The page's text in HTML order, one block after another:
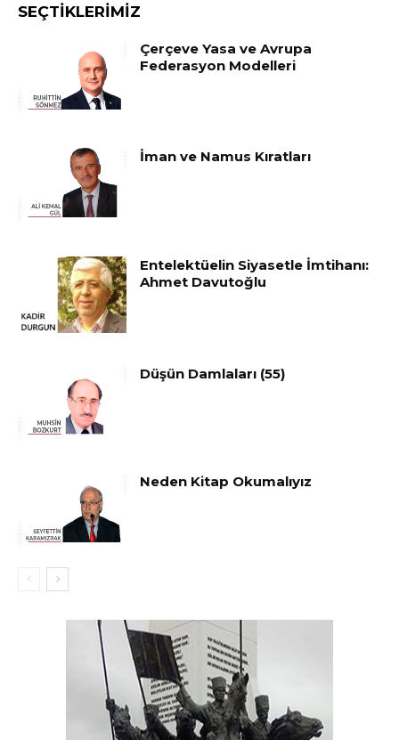
SEÇTIKLERIMIZ
Çerçeve Yasa ve Avrupa
Federasyon Modelleri
İman ve Namus Kıratları
Entelektüelin Siyasetle İmtihanı:
Ahmet Davutoğlu
Düşün Damlaları (55)
Neden Kitap Okumalıyız